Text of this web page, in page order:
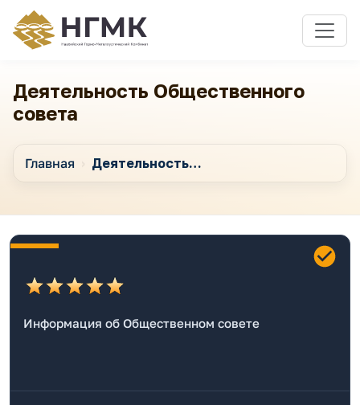
Деятельность Общественного
совета
Главная Деятельность Общественного совета
Информация об Общественном совете